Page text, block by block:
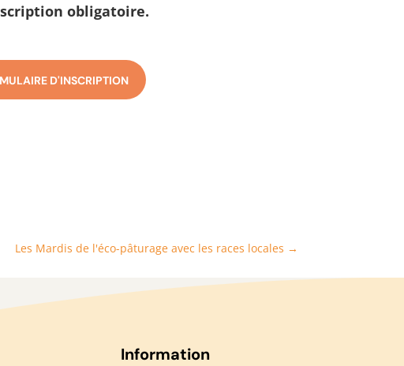
obligatoire.
D'INSCRIPTION
Les Mardis de l'éco-pâturage avec les races locales →
Information